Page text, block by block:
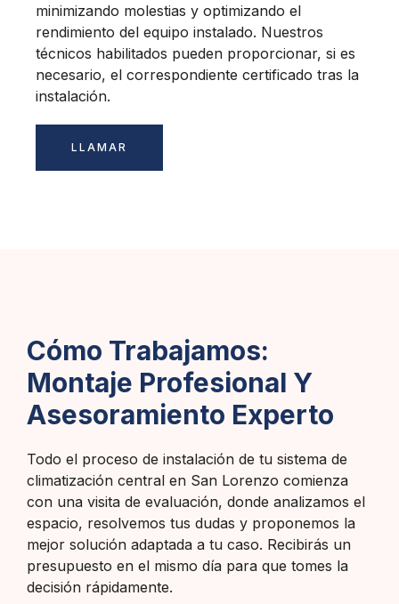
minimizando molestias y optimizando el
rendimiento del equipo instalado. Nuestros
técnicos habilitados pueden proporcionar, si es
necesario, el correspondiente certificado tras la
instalación.
LLAMAR
Cómo Trabajamos:
Montaje Profesional Y
Asesoramiento Experto
Todo el proceso de instalación de tu sistema de
climatización central en San Lorenzo comienza
con una visita de evaluación, donde analizamos el
espacio, resolvemos tus dudas y proponemos la
mejor solución adaptada a tu caso. Recibirás un
presupuesto en el mismo día para que tomes la
decisión rápidamente.